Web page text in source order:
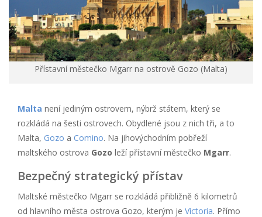
Přístavní městečko Mgarr na ostrově Gozo (Malta)
Malta není jediným ostrovem, nýbrž státem, který se
rozkládá na šesti ostrovech. Obydlené jsou z nich tři, a to
Malta, Gozo a Comino. Na jihovýchodním pobřeží
maltského ostrova Gozo leží přístavní městečko Mgarr.
Bezpečný strategický přístav
Maltské městečko Mgarr se rozkládá přibližně 6 kilometrů
od hlavního města ostrova Gozo, kterým je Victoria. Přímo